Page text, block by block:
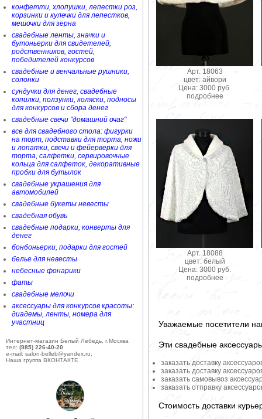
конфетти, хлопушки, лепестки роз,
корзинки и кулечки для лепестков,
мешочки для зерна
свадебные ленты, значки и
бутоньерки для свидетелей,
родственников, гостей,
победителей конкурсов
свадебные и венчальные рушники,
солонки
сундучки для денег, свадебные
копилки, ползунки, коляски, подносы
для конкурсов и сбора денег
свадебные свечи "домашний очаг"
все для свадебного стола: фигурки
на торт, подставки для торта, ножи
и лопатки, свечи и фейерверки для
торта, салфетки, сервировочные
кольца для салфеток, декоративные
пробки для бутылок
свадебные украшения для
автомобилей
свадебные букеты невесты
свадебная обувь
свадебные подарки, конверты для
денег
бонбоньерки, подарки для гостей
белье для невесты
небесные фонарики
фаты
свадебные мелочи
аксессуары для конкурсов красоты:
диадемы, ленты, номера для
участниц
Интернет-магазин Белый Лебедь, г.Москва
тел: (985) 226-40-20
e-mail: salon-belleb@yandex.ru;
Наша группа ВКОНТАКТЕ
Арт. 18063
цвет: айвори
Цена: 3000 руб.
подробнее
Арт. 18088
цвет: белый
Цена: 3000 руб.
подробнее
Уважаемые посетители
Эти свадебные
заказать доставку
заказать доставку
заказать самовывоз
заказать отправку
Стоимость доставки